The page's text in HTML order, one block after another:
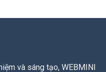
và sáng tạo, WEBMINI